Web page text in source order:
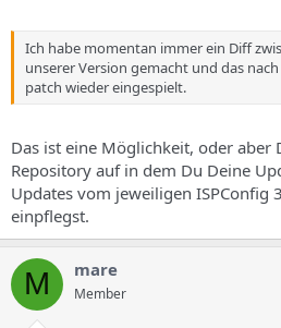
Ich habe momentan immer ein Diff
unserer Version gemacht und das
patch wieder eingespielt.
Das ist eine Möglichkeit, oder aber
Repository auf in dem Du Deine
Updates vom jeweiligen ISPConfig
einpflegst.
M mare
Member